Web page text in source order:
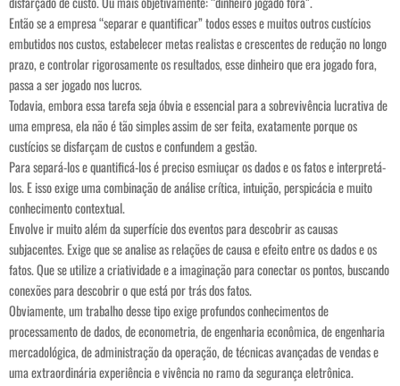
Então se a empresa “separar e quantificar” todos esses e muitos outros custícios
embutidos nos custos, estabelecer metas realistas e crescentes de redução no longo
prazo, e controlar rigorosamente os resultados, esse dinheiro que era jogado fora,
passa a ser jogado nos lucros.
Todavia, embora essa tarefa seja óbvia e essencial para a sobrevivência lucrativa de
uma empresa, ela não é tão simples assim de ser feita, exatamente porque os
custícios se disfarçam de custos e confundem a gestão.
Para separá-los e quantificá-los é preciso esmiuçar os dados e os fatos e interpretá-
los. E isso exige uma combinação de análise crítica, intuição, perspicácia e muito
conhecimento contextual.
Envolve ir muito além da superfície dos eventos para descobrir as causas
subjacentes. Exige que se analise as relações de causa e efeito entre os dados e os
fatos. Que se utilize a criatividade e a imaginação para conectar os pontos, buscando
conexões para descobrir o que está por trás dos fatos.
Obviamente, um trabalho desse tipo exige profundos conhecimentos de
processamento de dados, de econometria, de engenharia econômica, de engenharia
mercadológica, de administração da operação, de técnicas avançadas de vendas e
uma extraordinária experiência e vivência no ramo da segurança eletrônica.